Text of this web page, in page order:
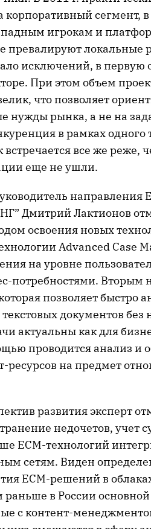
корпоративный сегмент,
игрокам и
превалируют локальные
исключений, в первую
При этом объем
что позволяет
нужды рынка, а не на
в рамках одного
встречается все же
еще не ушли.
направления
Дмитрий Лактионов
освоения новых
Advanced Case
на уровне
потребностями. Вторым
позволяет быстро
документов
актуальны как для
проводится анализ и
ресурсов на предмет
развития эксперт
недочетов,
ECM-технологий
сетям. Виден
ECM-решений в
раньше в России
с контент-